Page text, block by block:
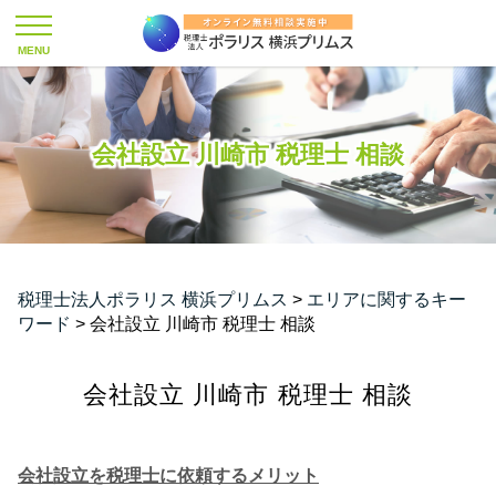
会社設立 川崎市 税理士 相談
税理士法人ポラリス 横浜プリムス > エリアに関するキー
ワード > 会社設立 川崎市 税理士 相談
会社設立 川崎市 税理士 相談
会社設立を税理士に依頼するメリット